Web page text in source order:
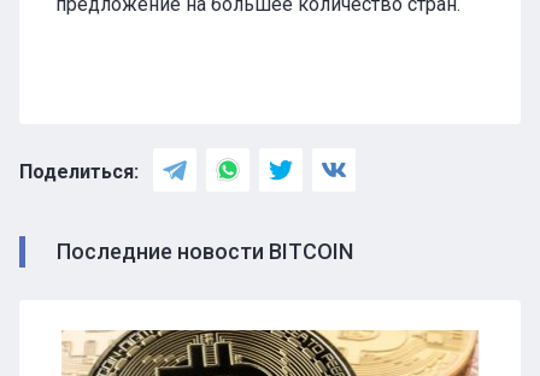
Поделиться:
Последние новости BITCOIN